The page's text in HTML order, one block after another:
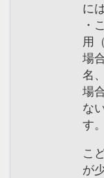
※お子様の
※状況に
ざいます。
【食事あ
込）アメ
なし／現地
設定期間
に
・
用
場
名
場
な
す。
こ
が